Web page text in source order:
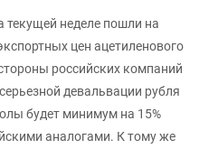
текущей неделе пошли на
цен ацетиленового
российских компаний
девальвации рубля
будет минимум на 15%
аналогами. К тому же